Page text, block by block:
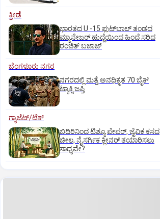
ಕ್ರೀಡೆ
ಭಾರತದ U -15 ಫುಟ್‌ಬಾಲ್ ತಂಡದ
ಮ್ಯಾನೇಜರ್‌ ಹುದ್ದೆಯಿಂದ ಹಿಂದೆ ಸರಿದ
ರಂಜಿತ್‌ ಬಜಾಜ್‌
ಬೆಂಗಳೂರು ನಗರ
ನಗರದಲ್ಲಿ ಮತ್ತೆ ಅನಧಿಕೃತ 70 ಬೈಕ್‌
ಟ್ಯಾಕ್ಸಿ ಜಪ್ತಿ
ಗ್ಯಾಜೆಟ್/ಟೆಕ್
ಬಿದಿರಿನಿಂದ ಟಿಶ್ಯೂ ಪೇಪರ್‌, ಜೈವಿಕ ಕಸದ
ಚೀಲ, ನೈಸರ್ಗಿಕ ಕ್ಲೀನರ್‌ ತಯಾರಿಸಲು
ಸಾಧ್ಯವೇ?